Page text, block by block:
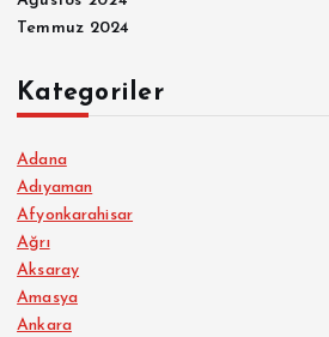
Temmuz 2024
Kategoriler
Adana
Adıyaman
Afyonkarahisar
Ağrı
Aksaray
Amasya
Ankara